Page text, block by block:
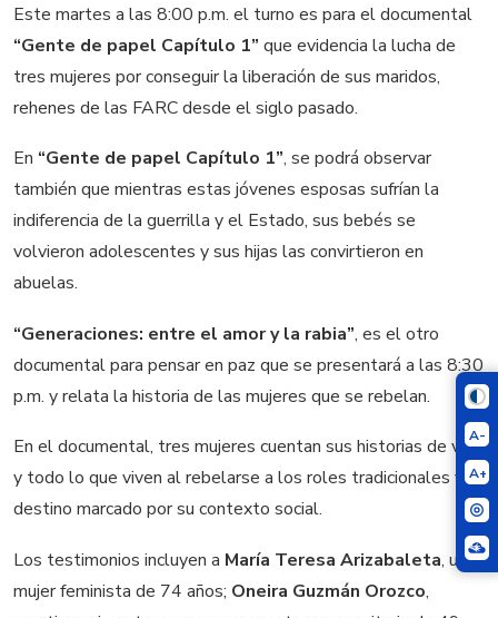
A-
A+
Este martes a las 8:00 p.m. el turno es para el documental
“Gente de papel Capítulo 1” que evidencia la lucha de
tres mujeres por conseguir la liberación de sus maridos,
rehenes de las FARC desde el siglo pasado.
En “Gente de papel Capítulo 1”, se podrá observar
también que mientras estas jóvenes esposas sufrían la
indiferencia de la guerrilla y el Estado, sus bebés se
volvieron adolescentes y sus hijas las convirtieron en
abuelas.
“Generaciones: entre el amor y la rabia”, es el otro
documental para pensar en paz que se presentará a las 8:30
p.m. y relata la historia de las mujeres que se rebelan.
En el documental, tres mujeres cuentan sus historias de vida
y todo lo que viven al rebelarse a los roles tradicionales y el
destino marcado por su contexto social.
Los testimonios incluyen a María Teresa Arizabaleta, una
mujer feminista de 74 años; Oneira Guzmán Orozco,